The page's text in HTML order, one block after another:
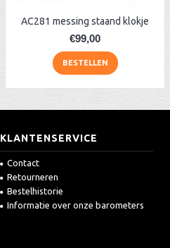
AC281 messing staand klokje
€99,00
BESTELLEN
KLANTENSERVICE
Contact
Retourneren
Bestelhistorie
Informatie over onze barometers